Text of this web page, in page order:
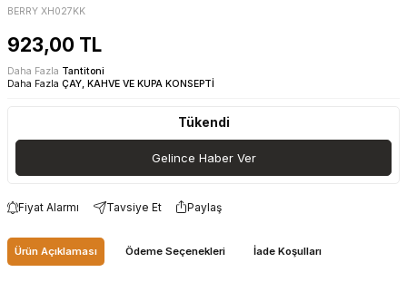
BERRY XH027KK
923,00 TL
Daha Fazla Tantitoni
Daha Fazla ÇAY, KAHVE VE KUPA KONSEPTİ
Tükendi
Gelince Haber Ver
Fiyat Alarmı Tavsiye Et Paylaş
Ürün Açıklaması Ödeme Seçenekleri İade Koşulları